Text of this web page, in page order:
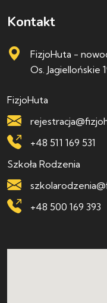
Kontakt
FizjoHuta -
Os. Jagiellońskie
FizjoHuta
+48 511 169 531
Szkoła Rodzenia
+48 500 169 393